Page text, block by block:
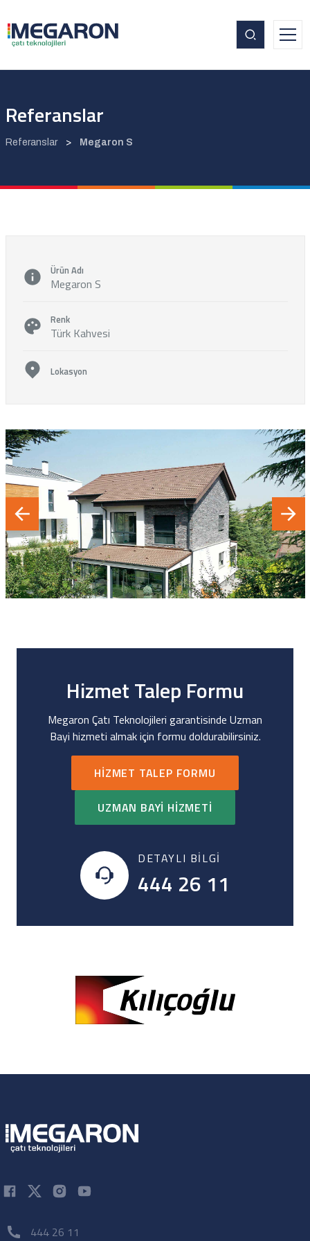
Referanslar
Referanslar > Megaron S
Ürün Adı
Megaron S
Renk
Türk Kahvesi
Lokasyon
Hizmet Talep Formu
Megaron Çatı Teknolojileri garantisinde Uzman
Bayi hizmeti almak için formu doldurabilirsiniz.
HIZMET TALEP FORMU
UZMAN BAYI HIZMETI
DETAYLI BILGI
444 26 11
444 26 11